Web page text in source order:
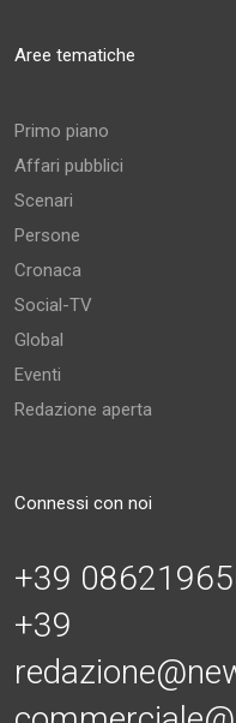
Aree tematiche
Primo piano
Affari pubblici
Scenari
Persone
Cronaca
Social-TV
Global
Eventi
Redazione aperta
Connessi con noi
+39
+39